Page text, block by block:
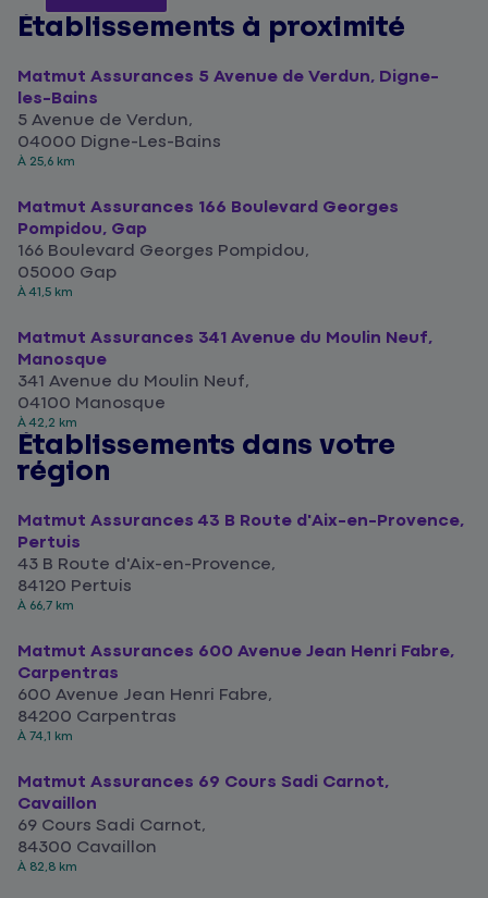
Établissements à proximité
Matmut Assurances 5 Avenue de Verdun, Digne-
les-Bains
5 Avenue de Verdun,
04000 Digne-Les-Bains
À 25,6 km
Matmut Assurances 166 Boulevard Georges
Pompidou, Gap
166 Boulevard Georges Pompidou,
05000 Gap
À 41,5 km
Matmut Assurances 341 Avenue du Moulin Neuf,
Manosque
341 Avenue du Moulin Neuf,
04100 Manosque
À 42,2 km
Établissements dans votre
région
Matmut Assurances 43 B Route d'Aix-en-Provence,
Pertuis
43 B Route d'Aix-en-Provence,
84120 Pertuis
À 66,7 km
Matmut Assurances 600 Avenue Jean Henri Fabre,
Carpentras
600 Avenue Jean Henri Fabre,
84200 Carpentras
À 74,1 km
Matmut Assurances 69 Cours Sadi Carnot,
Cavaillon
69 Cours Sadi Carnot,
84300 Cavaillon
À 82,8 km